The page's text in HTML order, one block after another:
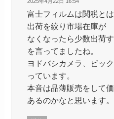
富士フィルムは関税と
出荷を絞り市場在庫が
なくなったら少数出荷
を言ってましたね。
ヨドバシカメラ、ビッ
っています。
本音は品薄販売をして
あるのかなと思います。